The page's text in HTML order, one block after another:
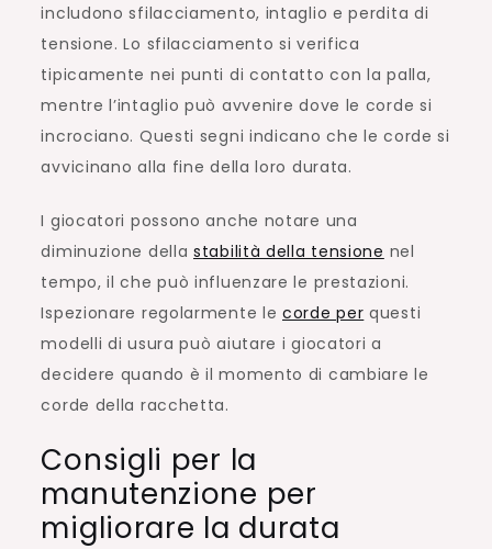
includono sfilacciamento, intaglio e perdita di
tensione. Lo sfilacciamento si verifica
tipicamente nei punti di contatto con la palla,
mentre l’intaglio può avvenire dove le corde si
incrociano. Questi segni indicano che le corde si
avvicinano alla fine della loro durata.
I giocatori possono anche notare una
diminuzione dellastabilità della tensione nel
tempo, il che può influenzare le prestazioni.
Ispezionare regolarmente lecorde per questi
modelli di usura può aiutare i giocatori a
decidere quando è il momento di cambiare le
corde della racchetta.
Consigli per la
manutenzione per
migliorare la durata